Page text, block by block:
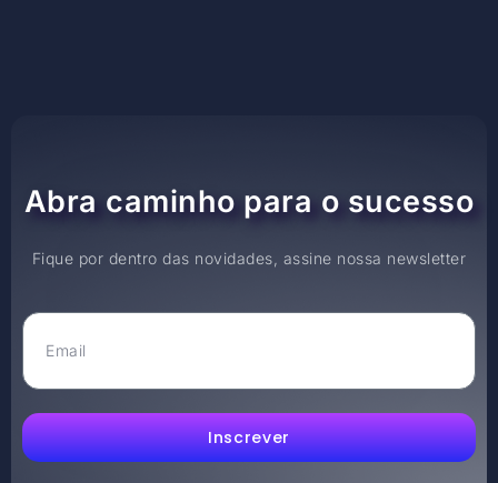
Abra caminho para o sucesso
Fique por dentro das novidades, assine nossa newsletter
Inscrever